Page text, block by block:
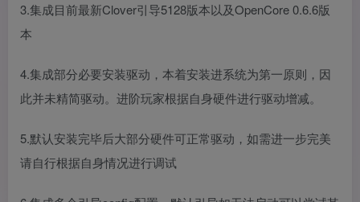
3.集成目前最新Clover引导5128版本以及OpenCore 0.6.6版
本
4.集成部分必要安装驱动，本着安装进系统为第一原则，因
此并未精简驱动。进阶玩家根据自身硬件进行驱动增减。
5.默认安装完毕后大部分硬件可正常驱动，如需进一步完美
请自行根据自身情况进行调试